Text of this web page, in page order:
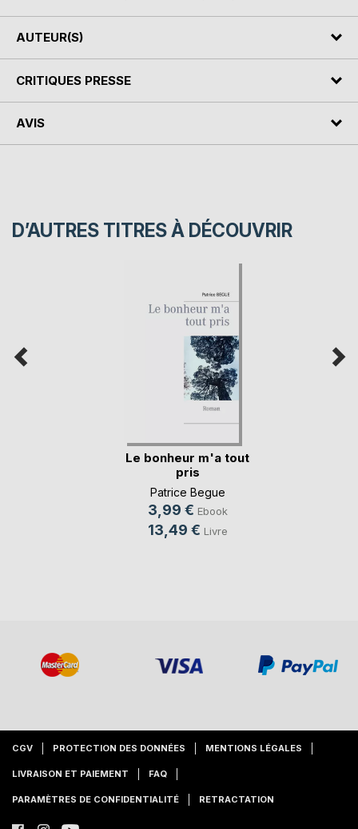
AUTEUR(S)
CRITIQUES PRESSE
AVIS
D’AUTRES TITRES À DÉCOUVRIR
Le bonheur m'a tout
pris
Patrice Begue
3,99 € Ebook
13,49 € Livre
CGV PROTECTION DES DONNÉES MENTIONS LÉGALES
LIVRAISON ET PAIEMENT FAQ
PARAMÈTRES DE CONFIDENTIALITÉ RETRACTATION